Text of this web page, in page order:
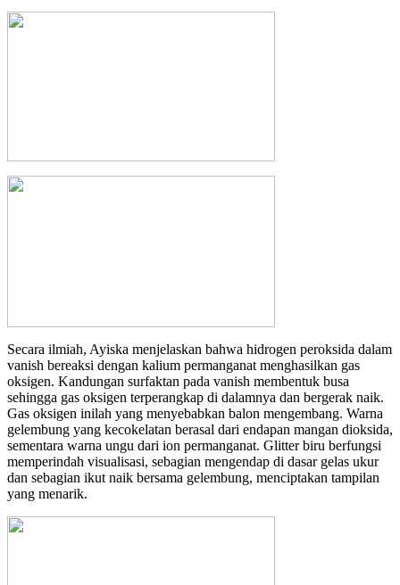
Secara ilmiah, Ayiska menjelaskan bahwa hidrogen peroksida dalam
vanish bereaksi dengan kalium permanganat menghasilkan gas
oksigen. Kandungan surfaktan pada vanish membentuk busa
sehingga gas oksigen terperangkap di dalamnya dan bergerak naik.
Gas oksigen inilah yang menyebabkan balon mengembang. Warna
gelembung yang kecokelatan berasal dari endapan mangan dioksida,
sementara warna ungu dari ion permanganat. Glitter biru berfungsi
memperindah visualisasi, sebagian mengendap di dasar gelas ukur
dan sebagian ikut naik bersama gelembung, menciptakan tampilan
yang menarik.